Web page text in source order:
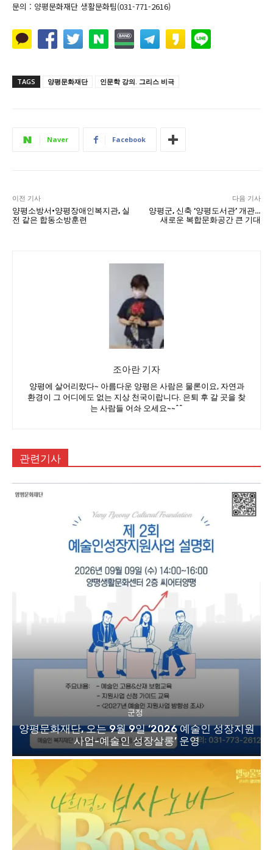
문의 : 양평문화재단 생활문화팀(031-771-2616)
TAGS 양평문화재단 인문학 강의. 그리스 비극
Naver Facebook
이전 기사
양평소방서·양평장애인복지관, 실
전 같은 합동소방훈련
다음 기사
양평군, 신축 ‘양평도서관’ 개관…
새로운 복합문화공간 큰 기대
조아란 기자
양평에 살어리랐다~ 아름다운 양평은 사람은 물론이요, 자연과
환경이 그 어디에도 없는 지상 천국이랍니다. 은퇴 후 갈 곳을 찾
는 사람들 어솨 오세요~~^^
관련기사
군정
양평문화재단, 오는 9월 9일 ‘2026 예술인 성장지원
사업-예술인 성장살롱’ 운영